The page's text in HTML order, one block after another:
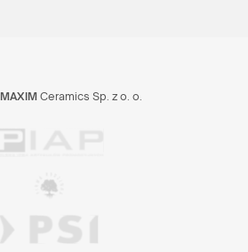
MAXIMCeramics Sp. z o. o.